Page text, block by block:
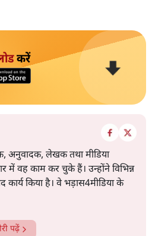
करें
लेखक तथा मीडिया
में वह काम कर चुके हैं। उन्होंने विभिन्न
किया है। वे भड़ास4मीडिया के
पढ़ें